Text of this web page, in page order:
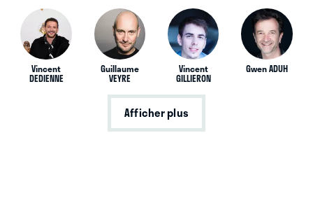
Vincent
DEDIENNE
Guillaume
VEYRE
Vincent
GILLIERON
Gwen ADUH
Afficher plus